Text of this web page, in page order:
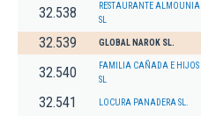
32.538
RESTAURANTE ALMOUNIA
SL
32.539 GLOBAL NAROK SL.
32.540
FAMILIA CAÑADA E HIJOS
SL
32.541 LOCURA PANADERA SL.